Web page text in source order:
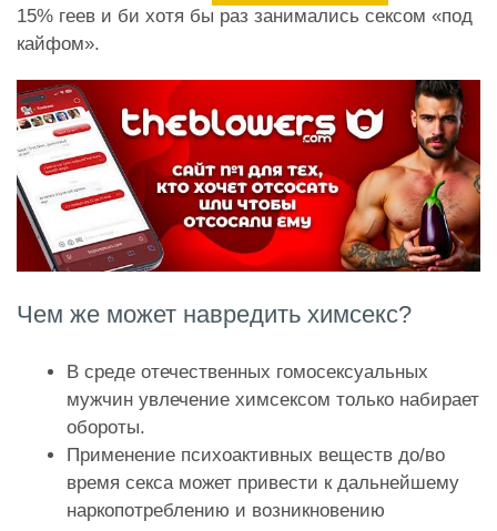
15% геев и би хотя бы раз занимались сексом «под
кайфом».
Чем же может навредить химсекс?
В среде отечественных гомосексуальных
мужчин увлечение химсексом только набирает
обороты.
Применение психоактивных веществ до/во
время секса может привести к дальнейшему
наркопотреблению и возникновению